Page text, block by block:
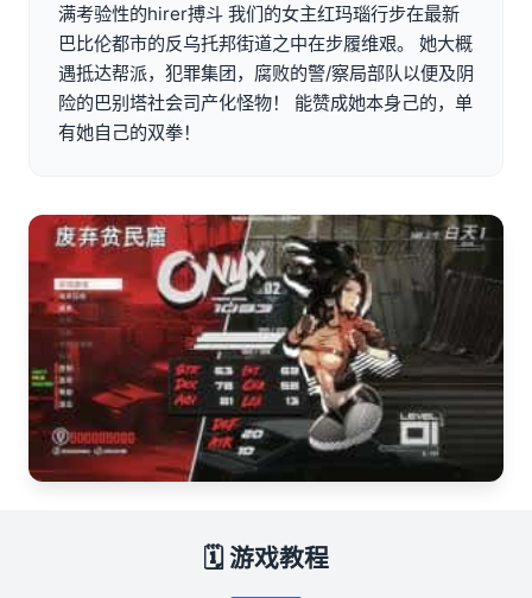
满考验性的hirer搏斗 我们的女主红玛瑙行步在最新
巴比伦都市的反乌托邦街道之中在步履维艰。 她大概
遇抵达帮派，犯罪集团，腐败的警/察局部队以便及阴
险的巴别塔社会司产化怪物！ 能赞成她本身己的，单
有她自己的双拳！
🗓️ 游戏教程